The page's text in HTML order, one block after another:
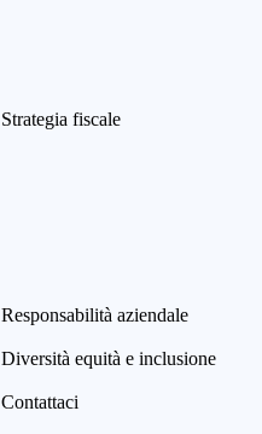
Strategia fiscale
Responsabilità aziendale
Diversità equità e inclusione
Contattaci